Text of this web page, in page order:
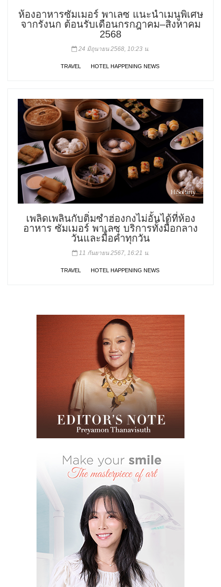
ห้องอาหารซัมเมอร์ พาเลซ แนะนำเมนูพิเศษ
จากรังนก ต้อนรับเดือนกรกฎาคม–สิงหาคม
2568
24 มิถุนายน 2568, 10:23 น.
TRAVEL HOTEL HAPPENING NEWS
เพลิดเพลินกับติ่มซำฮ่องกงไม่อั้นได้ที่ห้อง
อาหาร ซัมเมอร์ พาเลซ บริการทั้งมื้อกลาง
วันและมื้อค่ำทุกวัน
11 กันยายน 2567, 16:21 น.
TRAVEL HOTEL HAPPENING NEWS